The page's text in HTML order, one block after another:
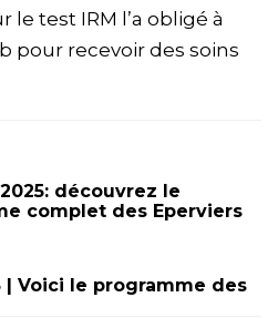
test IRM l’a obligé à
pour recevoir des soins
découvrez le
complet des Eperviers
| Voici le programme des